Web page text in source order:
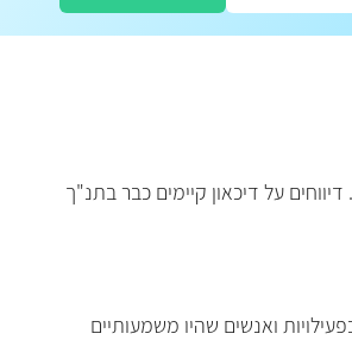
שנות ה-50' לא היו תרופות לטיפול בדיכאון וחרדה. דיווחים על דיכאון קיימים כבר בתנ"ך
ואנשים שהיו משמעותיים